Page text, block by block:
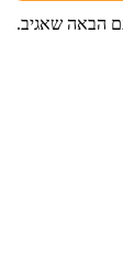
הבאה שאגיב.